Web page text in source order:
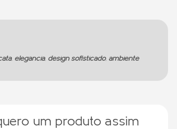
, elegância, design sofisticado, ambiente
um produto assim